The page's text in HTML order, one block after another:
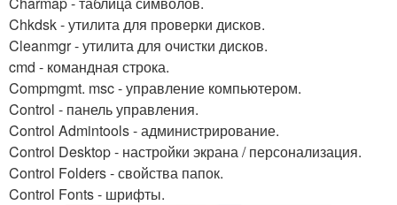
Chkdsk - утилита для проверки дисков.
Cleanmgr - утилита для очистки дисков.
cmd - командная строка.
Compmgmt. msc - управление компьютером.
Control - панель управления.
Control Admintools - администрирование.
Control Desktop - настройки экрана / персонализация.
Control Folders - свойства папок.
Control Fonts - шрифты.